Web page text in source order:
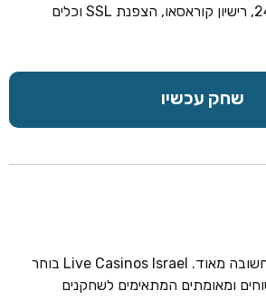
שירות לקוחות 24/7, רישיון קוראסאו, הצפנת SSL וכלים
שחק עכשיו
בחירת קזינו מקוון היא חשובה מאוד. Live Casinos Israel בוחר
ומאומתים המתאימים לשחקנים